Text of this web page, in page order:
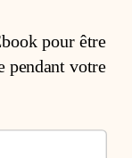
pour être
pendant votre